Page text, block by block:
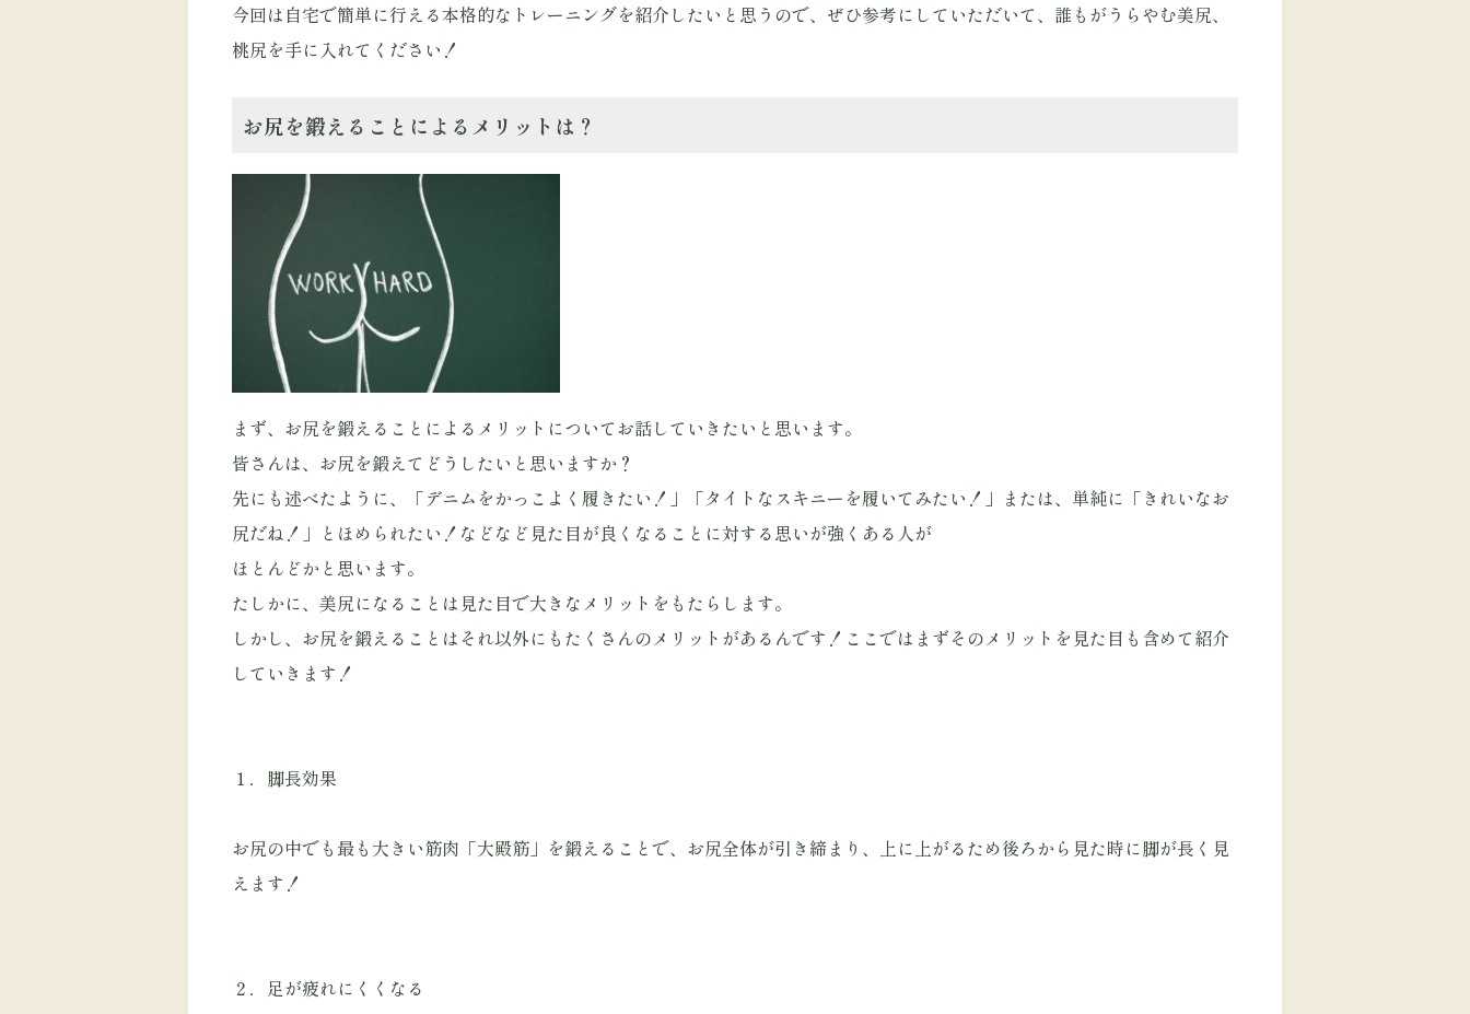
今回は自宅で簡単に行える本格的なトレーニングを紹介したいと思うので、ぜひ参考にしていただいて、誰もがうらやむ美尻、
桃尻を手に入れてください！
お尻を鍛えることによるメリットは？
まず、お尻を鍛えることによるメリットについてお話していきたいと思います。
皆さんは、お尻を鍛えてどうしたいと思いますか？
先にも述べたように、「デニムをかっこよく履きたい！」「タイトなスキニーを履いてみたい！」または、単純に「きれいなお
尻だね！」とほめられたい！などなど見た目が良くなることに対する思いが強くある人が
ほとんどかと思います。
たしかに、美尻になることは見た目で大きなメリットをもたらします。
しかし、お尻を鍛えることはそれ以外にもたくさんのメリットがあるんです！ここではまずそのメリットを見た目も含めて紹介
していきます！
１．脚長効果
お尻の中でも最も大きい筋肉「大殿筋」を鍛えることで、お尻全体が引き締まり、上に上がるため後ろから見た時に脚が長く見
えます！
２．足が疲れにくくなる